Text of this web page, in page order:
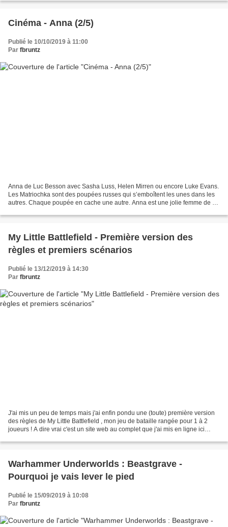
Cinéma - Anna (2/5)
Publié le 10/10/2019 à 11:00
Par fbruntz
Anna de Luc Besson avec Sasha Luss, Helen Mirren ou encore Luke Evans.
Les Matriochka sont des poupées russes qui s’emboîtent les unes dans les
autres. Chaque poupée en cache une autre. Anna est une jolie femme de 24
My Little Battlefield - Première version des
règles et premiers scénarios
Publié le 13/12/2019 à 14:30
Par fbruntz
J'ai mis un peu de temps mais j'ai enfin pondu une (toute) première version
des règles de My Little Battlefield , mon jeu de bataille rangée pour 1 à 2
joueurs ! A dire vrai c'est un site web au complet que j'ai mis en ligne ici
Warhammer Underworlds : Beastgrave -
Pourquoi je vais lever le pied
Publié le 15/09/2019 à 10:08
Par fbruntz